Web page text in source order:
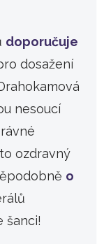
doporučuje
dosažení
nesoucí
ozdravný
o
šanci!